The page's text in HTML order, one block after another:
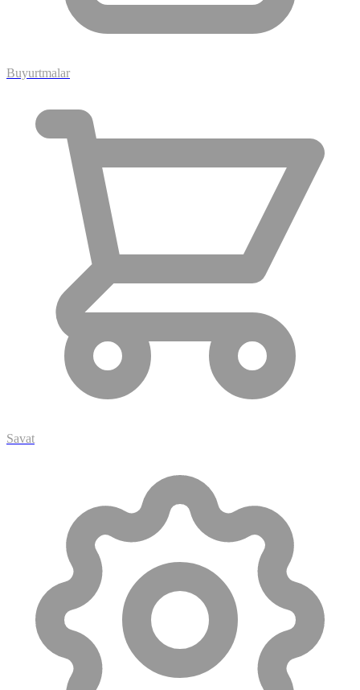
Buyurtmalar
Savat